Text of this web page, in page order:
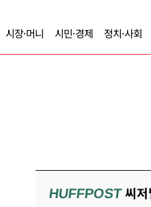
시장·머니 시민·경제 정치·사회
HUFFPOST씨저